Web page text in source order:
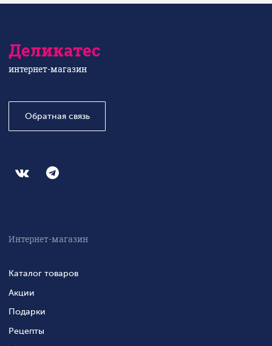
Деликатес
интернет-магазин
Обратная связь
Интернет-магазин
Каталог товаров
Акции
Подарки
Рецепты